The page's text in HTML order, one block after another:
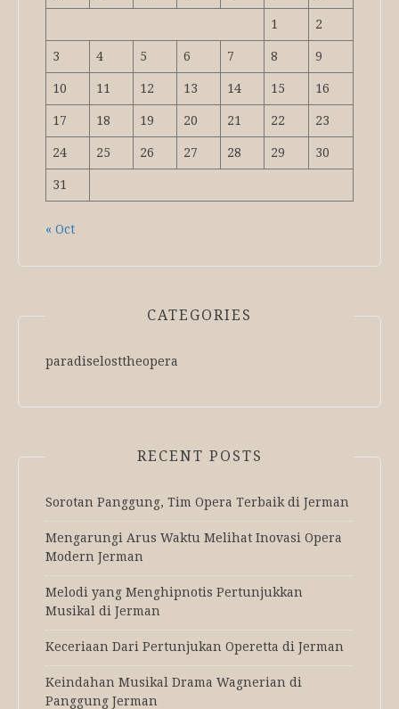
1 2
3 4 5 6 7 8 9
10 11 12 13 14 15 16
17 18 19 20 21 22 23
24 25 26 27 28 29 30
31
« Oct
CATEGORIES
paradiselosttheopera
RECENT POSTS
Sorotan Panggung, Tim Opera Terbaik di Jerman
Mengarungi Arus Waktu Melihat Inovasi Opera
Modern Jerman
Melodi yang Menghipnotis Pertunjukkan
Musikal di Jerman
Keceriaan Dari Pertunjukan Operetta di Jerman
Keindahan Musikal Drama Wagnerian di
Panggung Jerman